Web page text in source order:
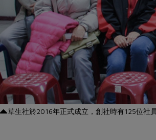
草生社於2016年正式成立，創社時有125位社員